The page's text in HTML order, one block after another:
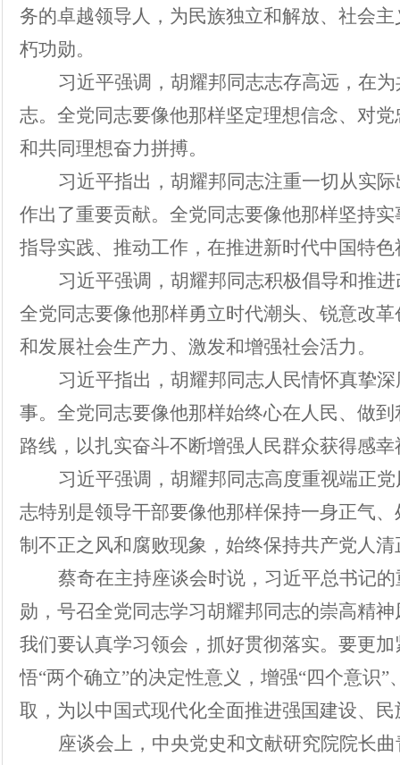
务的卓越领导人，为民族独立和解放、社会
朽功勋。
习近平强调，胡耀邦同志志存高远，在
志。全党同志要像他那样坚定理想信念、对
和共同理想奋力拼搏。
习近平指出，胡耀邦同志注重一切从实
作出了重要贡献。全党同志要像他那样坚持
指导实践、推动工作，在推进新时代中国特
习近平强调，胡耀邦同志积极倡导和推
全党同志要像他那样勇立时代潮头、锐意改
和发展社会生产力、激发和增强社会活力。
习近平指出，胡耀邦同志人民情怀真挚
事。全党同志要像他那样始终心在人民、做
路线，以扎实奋斗不断增强人民群众获得感
习近平强调，胡耀邦同志高度重视端正
志特别是领导干部要像他那样保持一身正气
制不正之风和腐败现象，始终保持共产党人
蔡奇在主持座谈会时说，习近平总书记
勋，号召全党同志学习胡耀邦同志的崇高精
我们要认真学习领会，抓好贯彻落实。要更
悟“两个确立”的决定性意义，增强“四个意识
取，为以中国式现代化全面推进强国建设、
座谈会上，中央党史和文献研究院院长